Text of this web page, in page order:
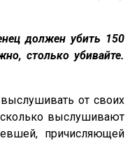
должен убить 150
столько убивайте.
от своих
сколько выслушивают
причисляющей